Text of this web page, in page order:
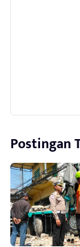
Postingan